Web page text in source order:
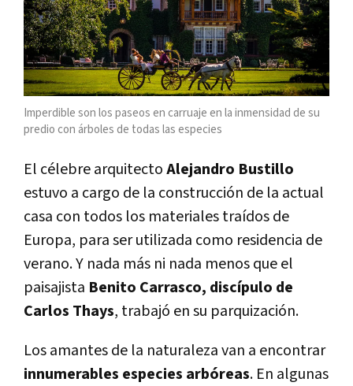
Imperdible son los paseos en carruaje en la inmensidad de su
predio con árboles de todas las especies
El célebre arquitectoAlejandro Bustillo
estuvo a cargo de la construcción de la actual
casa con todos los materiales traídos de
Europa, para ser utilizada como residencia de
verano. Y nada más ni nada menos que el
paisajista Benito Carrasco, discípulo de
Carlos Thays, trabajó en su parquización.
Los amantes de la naturaleza van a encontrar
innumerables especies arbóreas. En algunas